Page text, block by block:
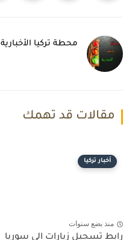
محطة تركيا الأخبارية
مقالات قد تهمك
أخبار تركيا
منذ بضع سنوات
رابط تسجيل زيارات الى سوريا